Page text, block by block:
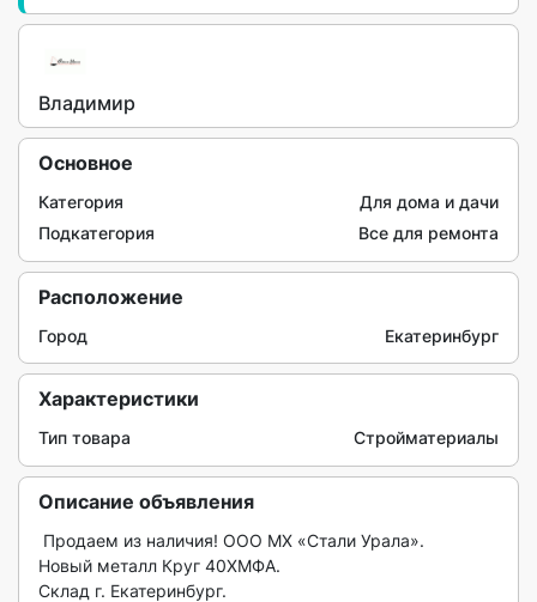
Владимир
Основное
Категория
Для дома и дачи
Подкатегория
Все для ремонта
Расположение
Город Екатеринбург
Характеристики
Тип товара Стройматериалы
Описание объявления
Новый металл Круг 40ХМФА.
Склад г. Екатеринбург.